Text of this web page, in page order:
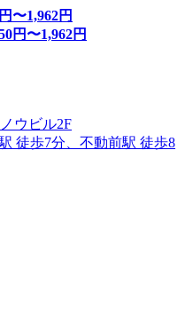
円〜1,962円
円〜1,962円
ウビル2F
徒歩7分、不動前駅 徒歩8